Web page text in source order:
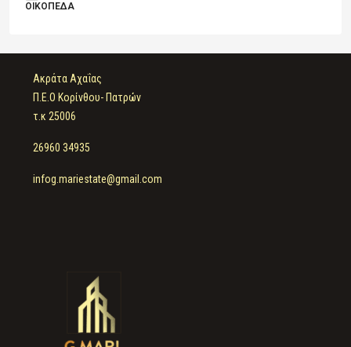
ΟΙΚΌΠΕΔΑ
Ακράτα Αχαΐας
Π.Ε.Ο Κορίνθου- Πατρών
τ.κ 25006
26960 34935
infog.mariestate@gmail.com